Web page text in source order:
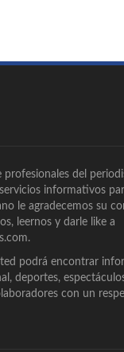
profesionales del
informativos
le agradecemos su
leernos y darle like a
podrá encontrar
deportes,
con un